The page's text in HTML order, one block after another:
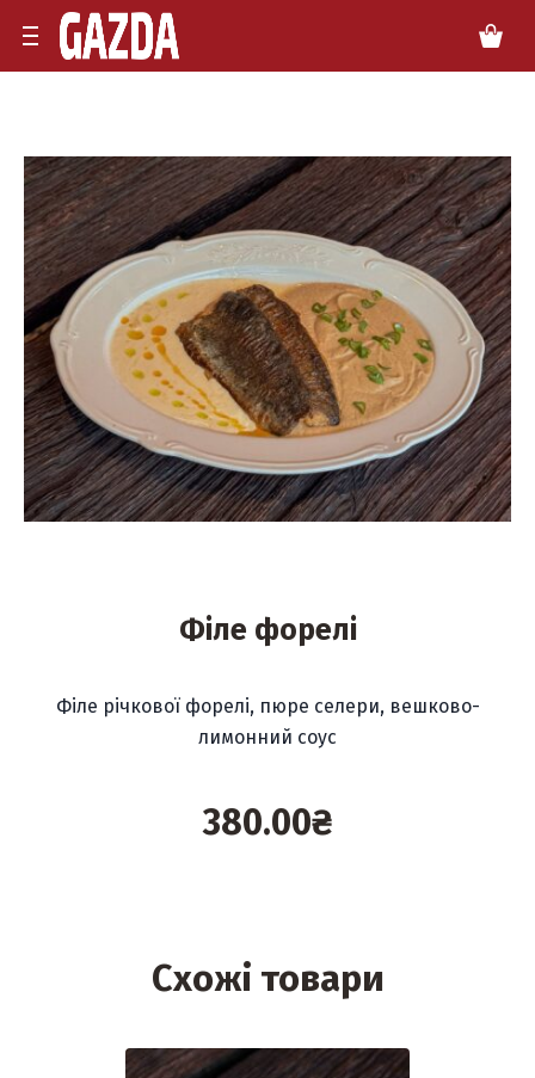
Філе форелі
Філе річкової форелі, пюре селери, вешково-
лимонний соус
380.00₴
Схожі товари